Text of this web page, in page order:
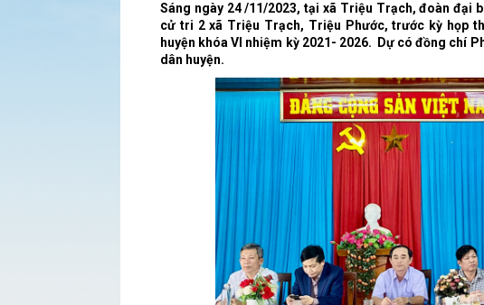
Sáng ngày 24 /11/2023, tại xã Triệu Trạch, đoàn đại
cử tri 2 xã Triệu Trạch, Triệu Phước, trước kỳ họp
huyện khóa VI nhiệm kỳ 2021- 2026. Dự có đồng chí
dân huyện.